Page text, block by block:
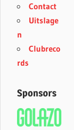
Contact
Uitslage
n
Clubreco
rds
Sponsors